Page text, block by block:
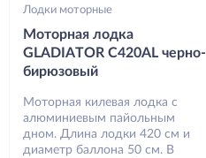
Лодки моторные
Моторная лодка
GLADIATOR C420AL черно-
бирюзовый
Моторная килевая лодка с
алюминиевым пайольным
дном. Длина лодки 420 см и
диаметр баллона 50 см. В